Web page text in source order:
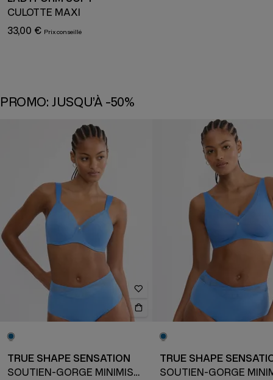
CULOTTE MAXI
33,00 €
PROMO: JUSQU’À -50%
TRUE SHAPE SENSATION
SOUTIEN-GORGE MINIMISEUR
TRUE SHAPE